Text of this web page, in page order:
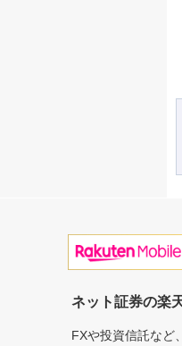
ネット証券の楽
FXや投資信託など